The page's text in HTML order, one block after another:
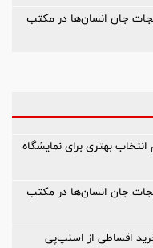
جان انسان‌ها در مکتب
بهتری برای نمایشگاه
جان انسان‌ها در مکتب
اقساطی از اسنپ‌پی